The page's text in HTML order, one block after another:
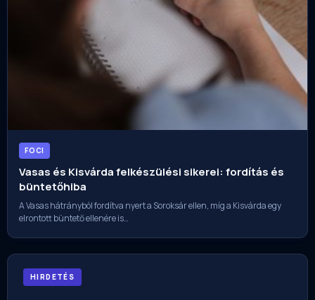
FOCI
Vasas és Kisvárda felkészülési sikerei: fordítás és
büntetőhiba
A Vasas hátrányból fordítva nyert a Soroksár ellen, míg a Kisvárda egy
elrontott büntető ellenére is…
HIRDETÉS